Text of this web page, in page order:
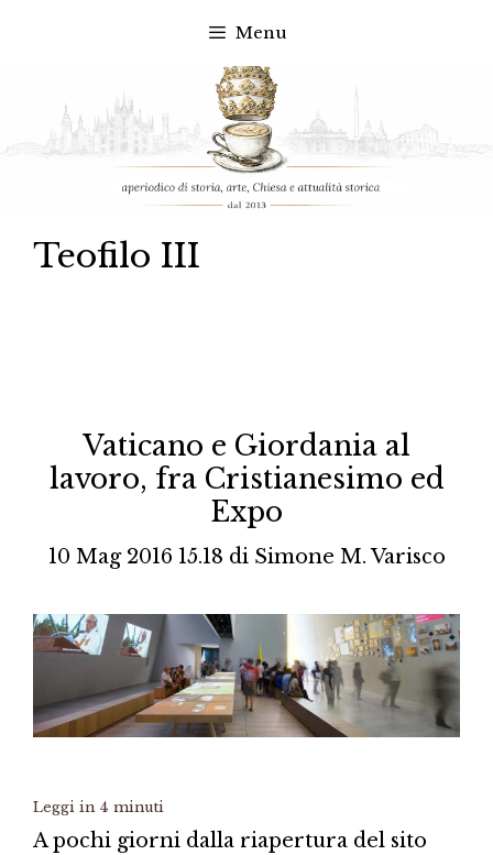
contenuto
Menu
Teofilo III
Vaticano e Giordania al
lavoro, fra Cristianesimo ed
Expo
10 Mag 2016 15.18 di Simone M. Varisco
Leggi in 4 minuti
A pochi giorni dalla riapertura del sito